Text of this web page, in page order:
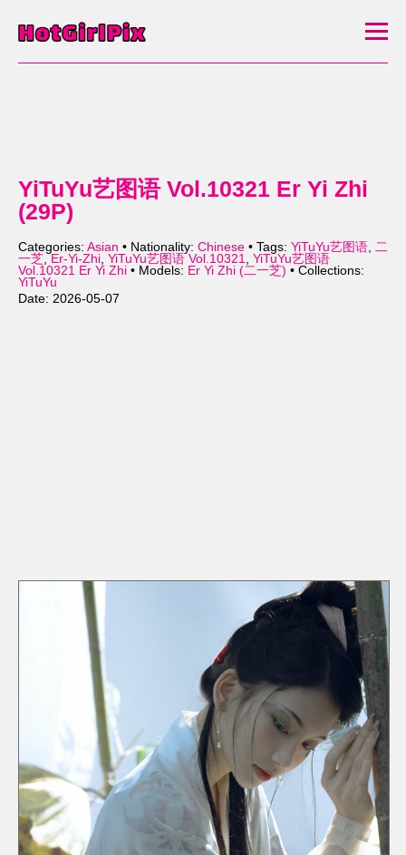
YiTuYu艺图语 Vol.10321 Er Yi Zhi
(29P)
Categories: Asian • Nationality: Chinese • Tags: YiTuYu艺图语, 二
一芝, Er-Yi-Zhi, YiTuYu艺图语 Vol.10321, YiTuYu艺图语
Vol.10321 Er Yi Zhi • Models: Er Yi Zhi (二一芝) • Collections:
YiTuYu
Date: 2026-05-07